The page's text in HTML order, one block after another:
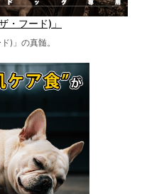
・フード)」
)」の真髄。